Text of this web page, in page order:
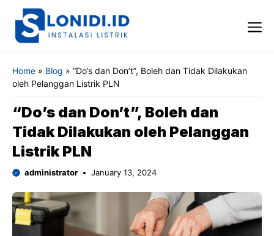
content
Home » Blog » “Do’s dan Don’t”, Boleh dan Tidak Dilakukan
oleh Pelanggan Listrik PLN
“Do’s dan Don’t”, Boleh dan
Tidak Dilakukan oleh Pelanggan
Listrik PLN
administrator January 13, 2024